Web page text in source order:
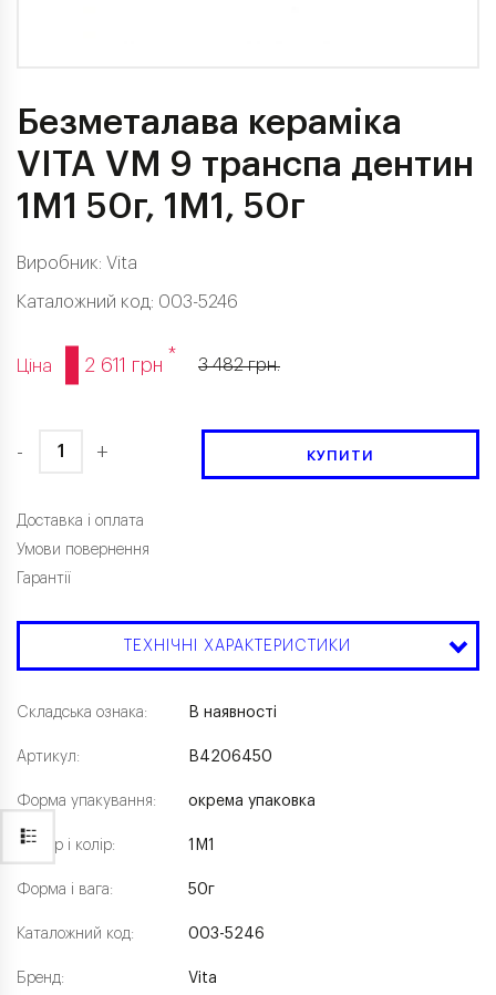
Безметалава кераміка
VITA VM 9 транспа дентин
1M1 50г, 1M1, 50г
Виробник: Vita
Каталожний код: 003-5246
Ціна 2 611 грн *
3 482 грн.
- + КУПИТИ
Доставка і оплата
Умови повернення
Гарантії
ТЕХНІЧНІ ХАРАКТЕРИСТИКИ
Складська ознака:
Артикул:
Форма упакування:
Розмір і колір:
Форма і вага:
Каталожний код:
Бренд:
В наявності
B4206450
окрема упаковка
1M1
50г
003-5246
Vita